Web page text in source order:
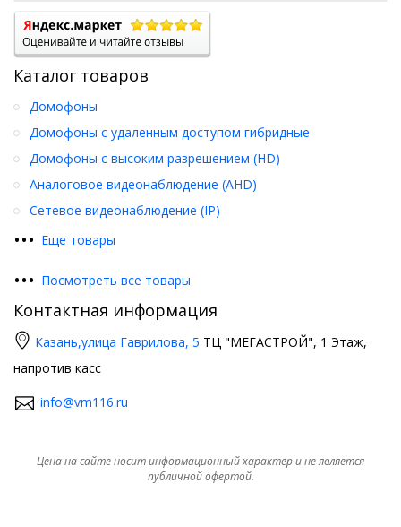
Каталог товаров
••• Еще товары
Домофоны
Домофоны с удаленным доступом гибридные
Домофоны с высоким разрешением (HD)
Аналоговое видеонаблюдение (AHD)
Сетевое видеонаблюдение (IP)
••• Посмотреть все товары
Контактная информация
Казань,улица Гаврилова, 5 ТЦ "МЕГАСТРОЙ", 1 Этаж,
напротив касс
info@vm116.ru
Цена на сайте носит информационный характер и не является
публичной офертой.